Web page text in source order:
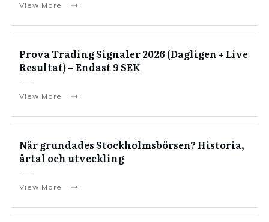
View More
Prova Trading Signaler 2026 (Dagligen + Live
Resultat) – Endast 9 SEK
View More
När grundades Stockholmsbörsen? Historia,
årtal och utveckling
View More